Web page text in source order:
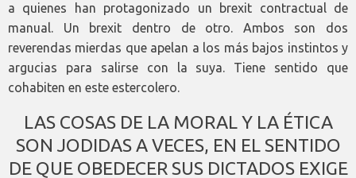
a quienes han protagonizado un brexit contractual de
manual. Un brexit dentro de otro. Ambos son dos
reverendas mierdas que apelan a los más bajos instintos y
argucias para salirse con la suya. Tiene sentido que
cohabiten en este estercolero.
LAS COSAS DE LA MORAL Y LA ÉTICA
SON JODIDAS A VECES, EN EL SENTIDO
DE QUE OBEDECER SUS DICTADOS EXIGE